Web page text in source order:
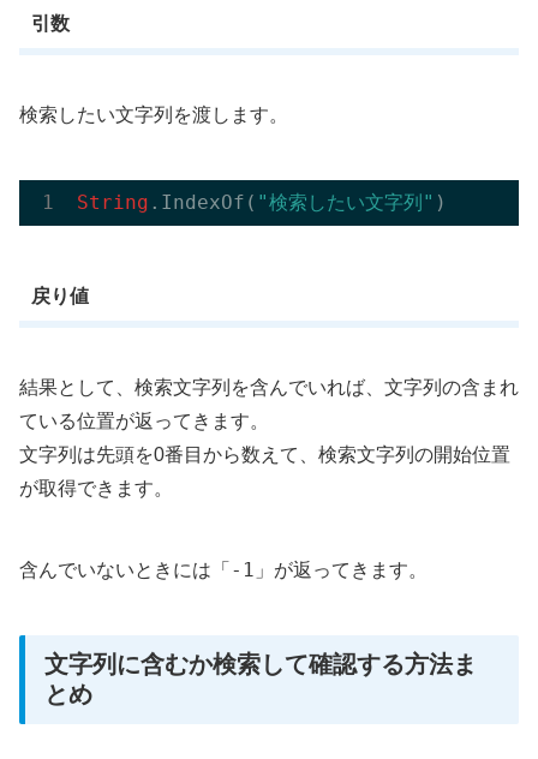
引数
検索したい文字列を渡します。
String .IndexOf( "検索したい文字列"
戻り値
結果として、検索文字列を含んでいれば、文字列の含まれ
ている位置が返ってきます。
文字列は先頭を0番目から数えて、検索文字列の開始位置
が取得できます。
含んでいないときには「 -1 」が返ってきます。
文字列に含むか検索して確認する方法ま
とめ